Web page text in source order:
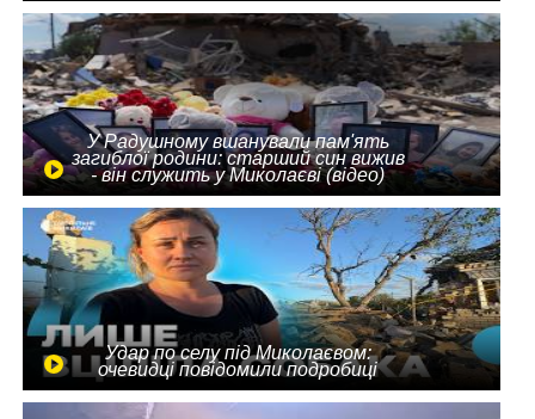
У Радушному вшанували пам'ять
загиблої родини: старший син вижив
- він служить у Миколаєві (відео)
Удар по селу під Миколаєвом:
очевидці повідомили подробиці